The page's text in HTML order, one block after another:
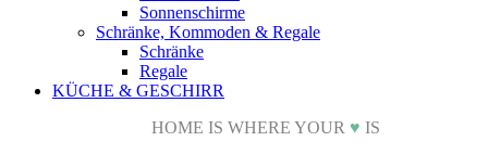
Sonnenschirme
Schränke, Kommoden & Regale
Schränke
Regale
KÜCHE & GESCHIRR
HOME IS WHERE YOUR ♥ IS